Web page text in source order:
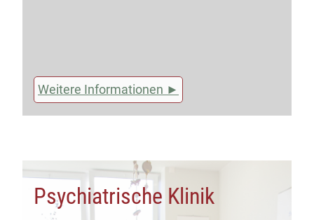
Weitere Informationen
Psychiatrische Klinik